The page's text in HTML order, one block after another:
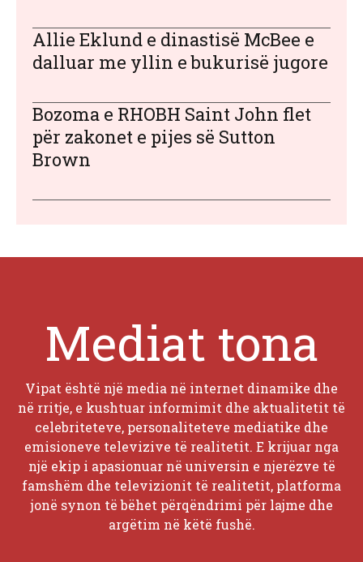
Allie Eklund e dinastisë McBee e
dalluar me yllin e bukurisë jugore
Bozoma e RHOBH Saint John flet
për zakonet e pijes së Sutton
Brown
Mediat tona
Vipat është një media në internet dinamike dhe
në rritje, e kushtuar informimit dhe aktualitetit të
celebriteteve, personaliteteve mediatike dhe
emisioneve televizive të realitetit. E krijuar nga
një ekip i apasionuar në universin e njerëzve të
famshëm dhe televizionit të realitetit, platforma
jonë synon të bëhet përqëndrimi për lajme dhe
argëtim në këtë fushë.